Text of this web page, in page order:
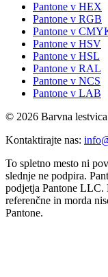
Pantone v HEX
Pantone v RGB
Pantone v
Pantone v HSV
Pantone v HSL
Pantone v RAL
Pantone v NCS
Pantone v LAB
© 2026 Barvna
Kontaktirajte nas:
To spletno mesto ni
slednje ne podpira.
podjetja Pantone LLC.
referenčne in morda
Pantone.